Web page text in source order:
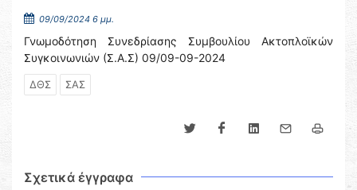
09/09/2024 6 μμ.
Γνωμοδότηση Συνεδρίασης Συμβουλίου Ακτοπλοϊκών
Συγκοινωνιών (Σ.Α.Σ) 09/09-09-2024
ΔΘΣ ΣΑΣ
Σχετικά έγγραφα